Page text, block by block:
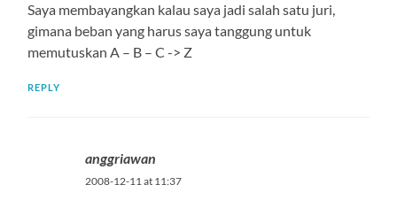
Saya membayangkan kalau saya jadi salah satu juri,
gimana beban yang harus saya tanggung untuk
memutuskan A – B – C -> Z
REPLY
anggriawan
2008-12-11 at 11:37